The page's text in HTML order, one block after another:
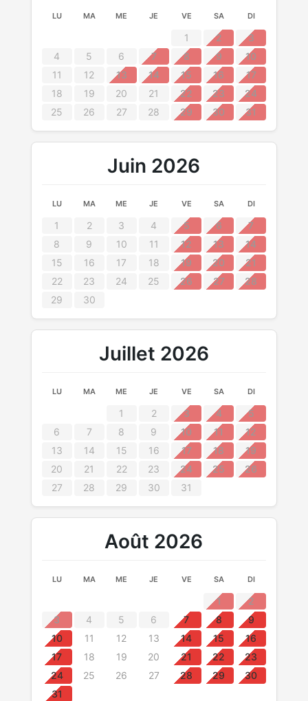
LU MA ME JE VE SA DI
1 2
3
4
5 6 7 8 9
10
11
12 13 14 15 16
17
18
19 20 21 22 23
24
25
26 27 28 29 30 31
Juin 2026
LU MA ME JE VE SA DI
1 2 3 4 5 6
7
8
9 10 11 12 13
14
15
16 17 18 19 20
21
22
23 24 25 26 27
28
29
30
Juillet 2026
LU MA ME JE VE SA DI
1 2 3 4
5
6
7 8 9 10 11
12
13
14 15 16 17 18
19
20
21 22 23 24 25
26
27
28 29 30 31
Août 2026
LU MA ME JE VE SA DI
1
2
3
4 5 6 7 8
9
10
11 12 13 14 15
16
17
18 19 20 21 22
23
24
25 26 27 28 29
30
31